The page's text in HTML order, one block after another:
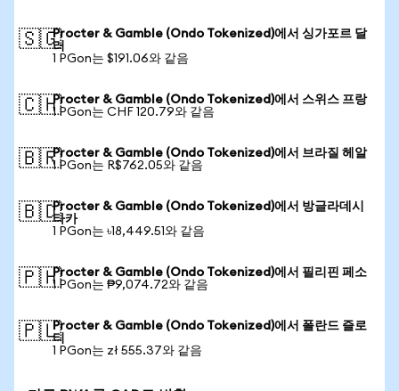
🇸🇬Procter & Gamble (Ondo Tokenized)에서 싱가포르 달
러
1 PGon는 $191.06와 같음
🇨🇭Procter & Gamble (Ondo Tokenized)에서 스위스 프랑
1 PGon는 CHF 120.79와 같음
🇧🇷Procter & Gamble (Ondo Tokenized)에서 브라질 헤알
1 PGon는 R$762.05와 같음
🇧🇩Procter & Gamble (Ondo Tokenized)에서 방글라데시
타카
1 PGon는 ৳18,449.51와 같음
🇵🇭Procter & Gamble (Ondo Tokenized)에서 필리핀 페소
1 PGon는 ₱9,074.72와 같음
🇵🇱Procter & Gamble (Ondo Tokenized)에서 폴란드 즐로
티
1 PGon는 zł 555.37와 같음